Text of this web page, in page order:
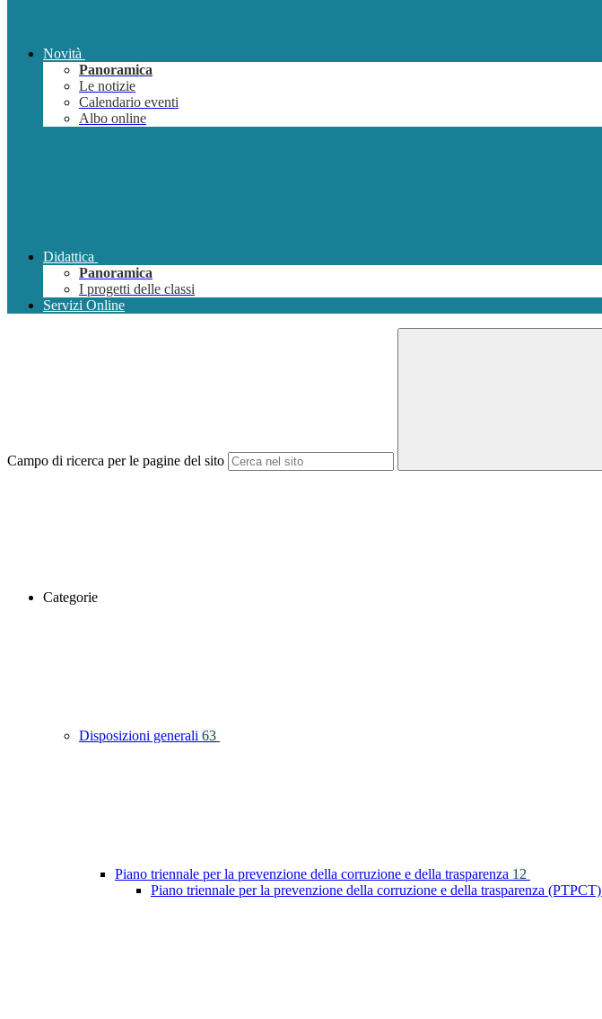
Novità
Panoramica
Le notizie
Calendario eventi
Albo online
Didattica
Panoramica
I progetti delle classi
Servizi Online
Campo di ricerca per le pagine del sito
Categorie
Disposizioni generali 63
Piano triennale per la prevenzione della corruzione e della trasparenza 12
Piano triennale per la prevenzione della corruzione e della trasparenza (PTPCT)